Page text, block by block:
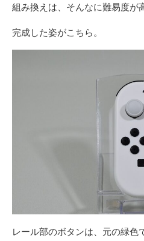
組み換えは、そんなに難易度が
完成した姿がこちら。
レール部のボタンは、元の緑色